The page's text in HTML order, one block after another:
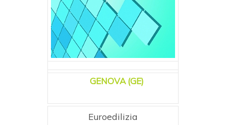
GENOVA (GE)
Euroedilizia